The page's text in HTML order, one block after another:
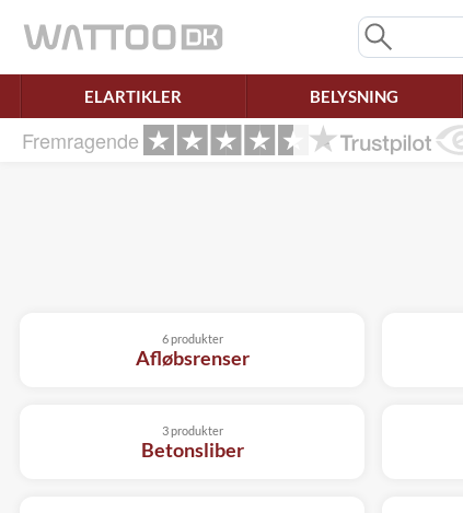
ELARTIKLER BELYSNING
Fremragende
Afløbsrenser
6 produkter
Betonsliber
3 produkter
Ret samtykke!